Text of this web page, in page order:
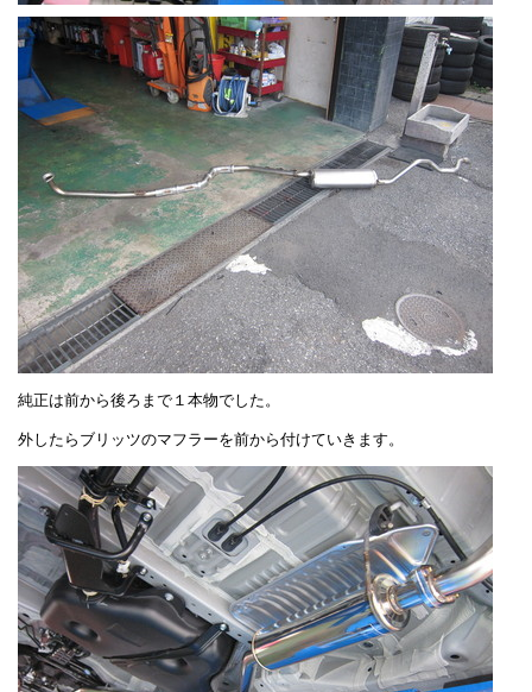
純正は前から後ろまで１本物でした。
外したらブリッツのマフラーを前から付けていきます。